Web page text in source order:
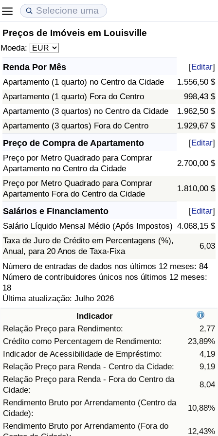
Preços de Imóveis em Louisville
Moeda:
Renda Por Mês [Editar]
Apartamento (1 quarto) no Centro da Cidade
1.556,50 $
Apartamento (1 quarto) Fora do Centro
998,43 $
Apartamento (3 quartos) no Centro da Cidade
1.962,50 $
Apartamento (3 quartos) Fora do Centro
1.929,67 $
Preço de Compra de Apartamento [Editar]
Preço por Metro Quadrado para Comprar
Apartamento no Centro da Cidade
2.700,00 $
Preço por Metro Quadrado para Comprar
Apartamento Fora do Centro da Cidade
1.810,00 $
Salários e Financiamento [Editar]
Salário Líquido Mensal Médio (Após Impostos) 4.068,15 $
Taxa de Juro de Crédito em Percentagens (%),
Anual, para 20 Anos de Taxa-Fixa
6,03
Número de entradas de dados nos últimos 12 meses: 84
Número de contribuidores únicos nos últimos 12 meses:
18
Última atualização: Julho 2026
Indicador
Relação Preço para Rendimento:
2,77
Crédito como Percentagem de Rendimento:
23,89%
Indicador de Acessibilidade de Empréstimo:
4,19
Relação Preço para Renda - Centro da Cidade:
9,19
Relação Preço para Renda - Fora do Centro da
Cidade:
8,04
Rendimento Bruto por Arrendamento (Centro da
Cidade):
10,88%
Rendimento Bruto por Arrendamento (Fora do
12,43%
Custo de Vida
Indicador de Custo de Vida (Atual)
Indicador de Custo de Vida
Indicador de Custo de Vida Por País
Preços de Imóveis
Indicador de Preços de Imóveis (Atual)
Indicador de Preços de Imóveis
Indicador de Preços de Imóveis por País
Qualidade de Vida
Indicador de Qualidade de Vida
Indicador de Qualidade de Vida (Atual)
Índice de qualidade de vida por país
Taxa do Indicador de Crime (Atual)
Indicador de Crime
Índice de criminalidade por país
Saúde
Indicador de Saúde
Indicador de Saúde por País
Poluição
Indicador de Poluição (Atual)
Índice de poluição
Indicador de Poluição por País
Trânsito